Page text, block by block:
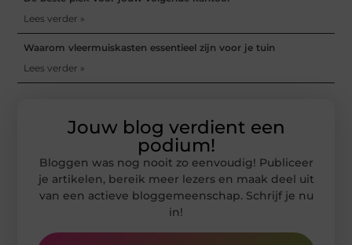
Lees verder »
Waarom vleermuiskasten essentieel zijn voor je tuin
Lees verder »
Jouw blog verdient een
podium!
Bloggen was nog nooit zo eenvoudig! Publiceer
je artikelen, bereik meer lezers en maak deel uit
van een actieve bloggemeenschap. Schrijf je nu
in!